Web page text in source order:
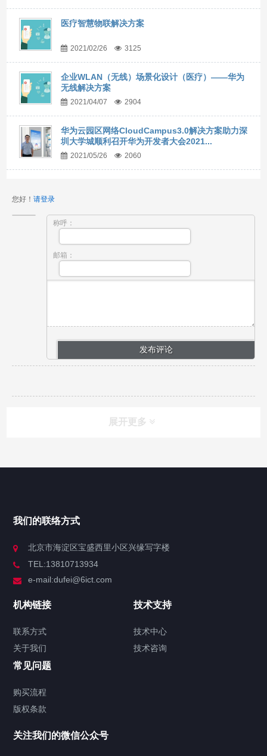
医疗智慧物联解决方案
2021/02/26 3125
企业WLAN（无线）场景化设计（医疗）——华为
无线解决方案
2021/04/07 2904
华为云园区网络CloudCampus3.0解决方案助力深
圳大学城顺利召开华为开发者大会2021...
2021/05/26 2060
您好！ 请登录
称呼：
邮箱：
展开更多
解决方案
产品中心 新闻中心
企业网关锐捷移动路由器
超云R3215服务器 海光平台服务器 超云
我们的联络方式
北京市海淀区宝盛西里小区兴缘写字楼
TEL:13810713934
e-mail:dufei@6ict.com
机构链接
联系方式
关于我们
技术支持
技术中心
技术咨询
常见问题
购买流程
版权条款
关注我们的微信公众号